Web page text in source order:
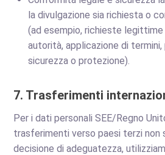
la divulgazione sia richiesta o
(ad esempio, richieste
autorità, applicazione di
sicurezza o protezione).
7. Trasferimenti
Per i dati personali SEE/Regno
trasferimenti verso paesi terzi non
decisione di adeguatezza,